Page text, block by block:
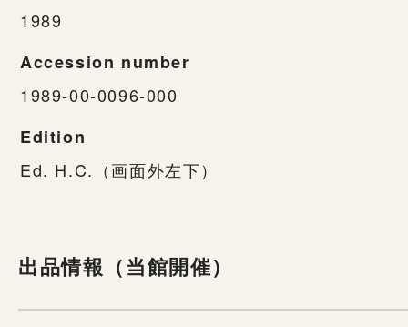
1989
Accession number
1989-00-0096-000
Edition
Ed. H.C.（画面外左下）
出品情報（当館開催）